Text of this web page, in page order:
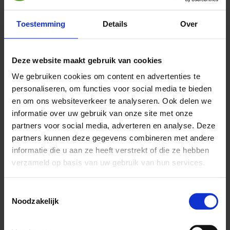
Toestemming Details Over
Deze website maakt gebruik van cookies
We gebruiken cookies om content en advertenties te
personaliseren, om functies voor social media te bieden
en om ons websiteverkeer te analyseren. Ook delen we
informatie over uw gebruik van onze site met onze
partners voor social media, adverteren en analyse. Deze
partners kunnen deze gegevens combineren met andere
informatie die u aan ze heeft verstrekt of die ze hebben
verzameld op basis van uw gebruik van hun services.
Noodzakelijk
Aves Psittamixenthält essentielle Vitamine, Mineralstoffe und
Aminosäuren mit extra Kalzium für Sittiche und Papageien.
Samenmischungen für Sittiche und Papageien haben einen
Mangel an notwendigen Nährstoffen wie Lysin, Arginin,
Riboflavin, Calcium, Phosphor und Jod. Vitamin B12 und D3
kommen nicht in Samen vor, während der Gehalt an Vitamin A,
Beta-Carotin und anderen B-Vitaminen stark variiert.
Gebrauchsanweisung:
Die Aufnahme von Trinkwasser und die Menge an